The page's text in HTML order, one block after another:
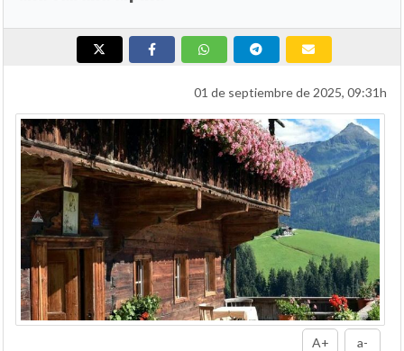
01 de septiembre de 2025, 09:31h
A+ a-